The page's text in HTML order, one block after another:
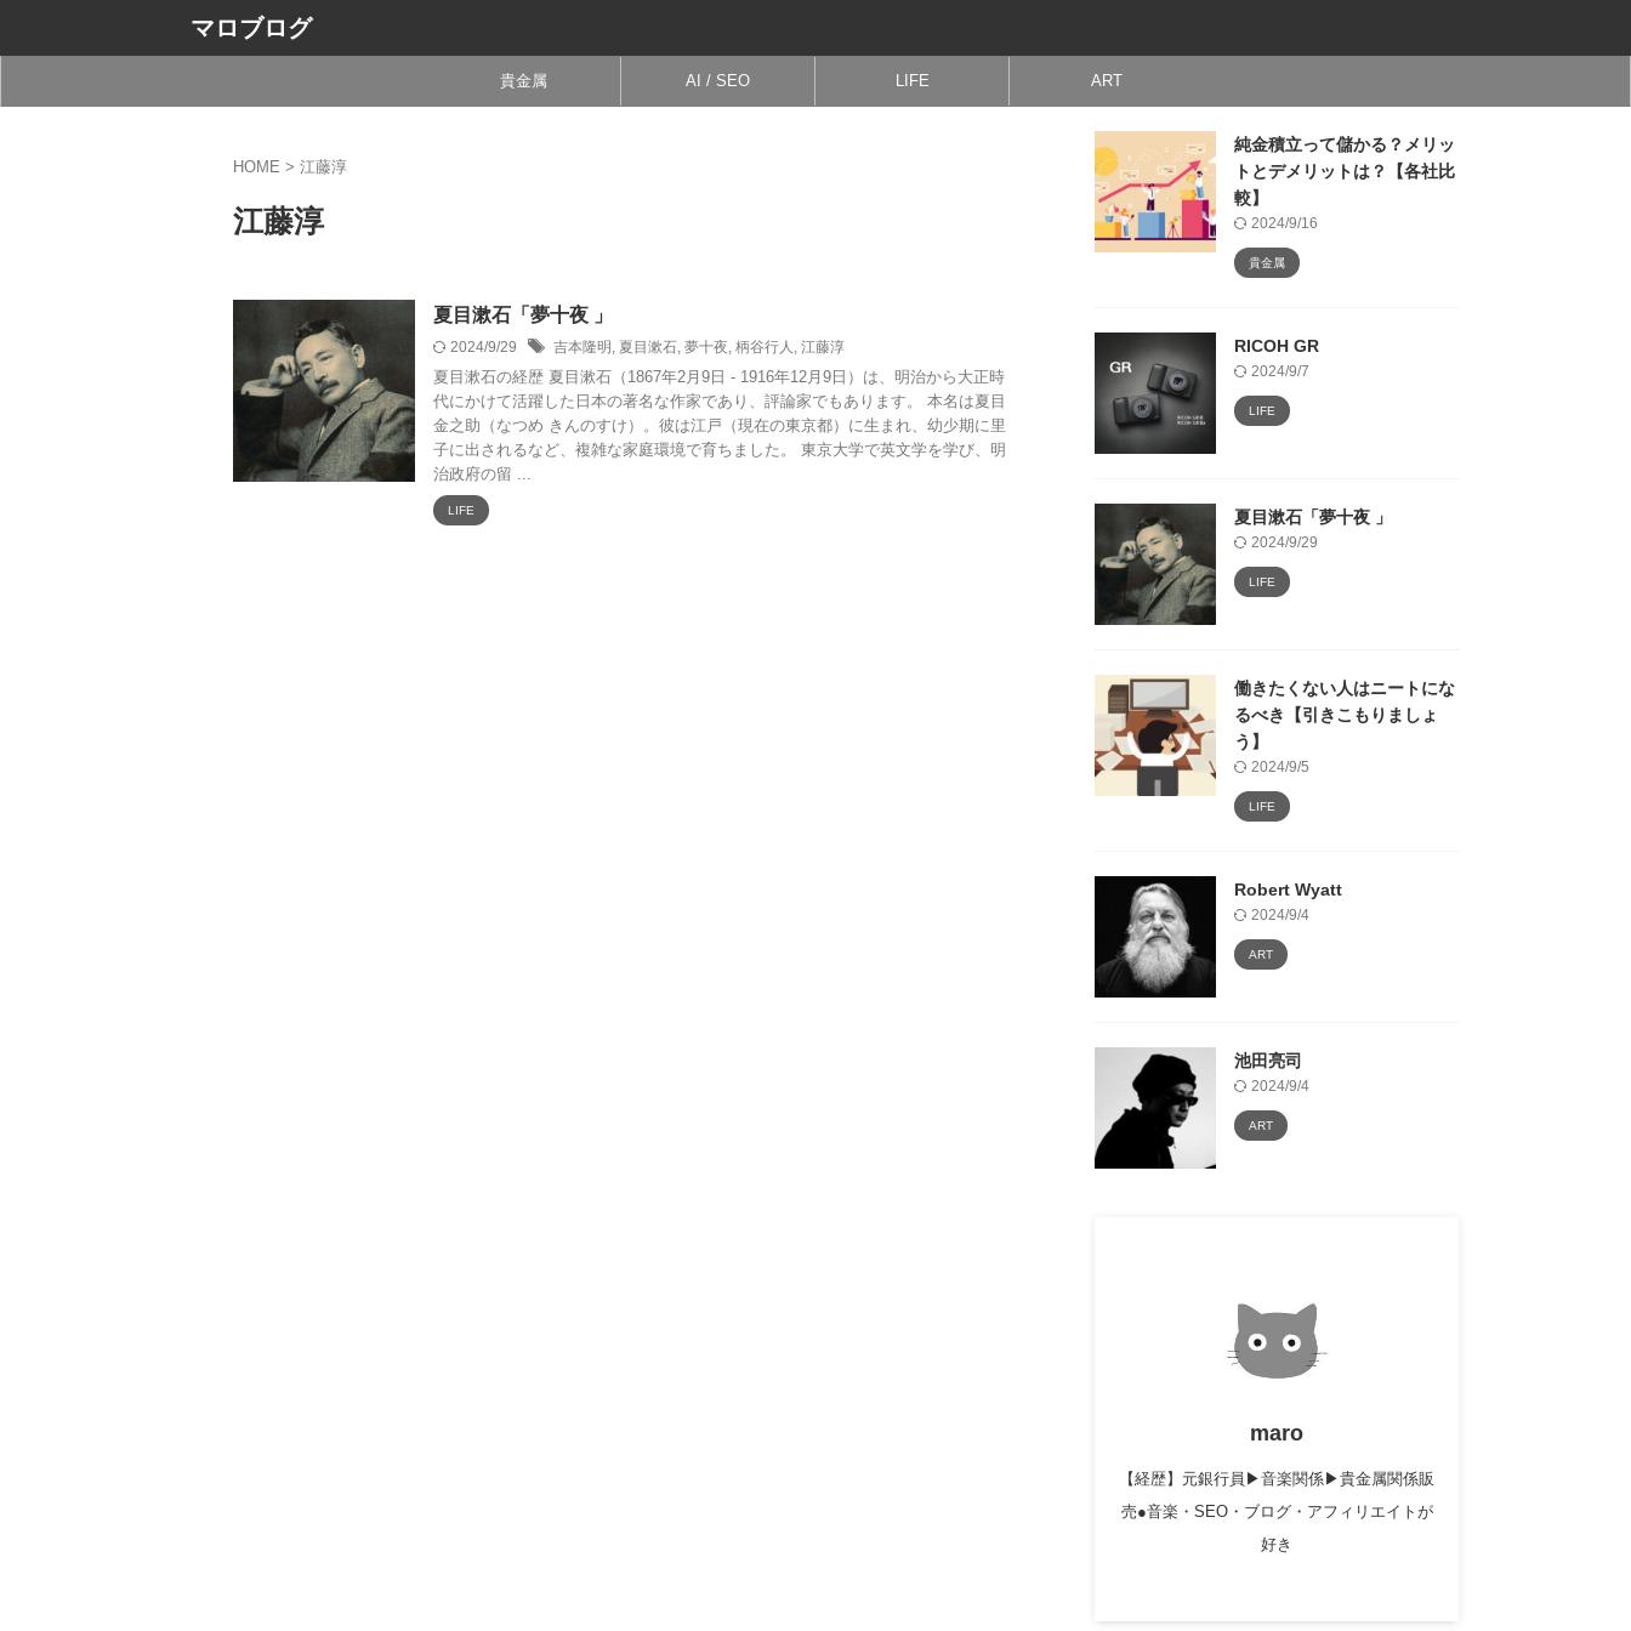
マロブログ
貴金属 AI / SEO LIFE ART
HOME > 江藤淳
江藤淳
夏目漱石「夢十夜 」
2024/9/29 吉本隆明 , 夏目漱石, 夢十夜, 柄谷行人 , 江藤淳
夏目漱石の経歴 夏目漱石（1867年2月9日 - 1916年12月9日）は、明治から大正時
代にかけて活躍した日本の著名な作家であり、評論家でもあります。 本名は夏目
金之助（なつめ きんのすけ）。彼は江戸（現在の東京都）に生まれ、幼少期に里
子に出されるなど、複雑な家庭環境で育ちました。 東京大学で英文学を学び、明
治政府の留 ...
LIFE
純金積立って儲かる？メリッ
トとデメリットは？【各社比
較】
2024/9/16
貴金属
RICOH GR
2024/9/7
LIFE
夏目漱石「夢十夜 」
2024/9/29
LIFE
働きたくない人はニートにな
るべき【引きこもりましょ
う】
2024/9/5
LIFE
Robert Wyatt
2024/9/4
ART
池田亮司
2024/9/4
ART
maro
【経歴】元銀行員▶︎音楽関係▶︎貴金属関係販
売●音楽・SEO・ブログ・アフィリエイトが
好き